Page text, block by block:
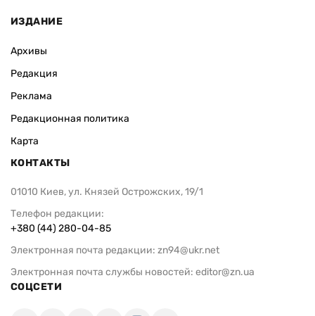
ИЗДАНИЕ
Архивы
Редакция
Реклама
Редакционная политика
Карта
КОНТАКТЫ
01010 Киев, ул. Князей Острожских, 19/1
Телефон редакции:
+380 (44) 280-04-85
Электронная почта редакции: zn94@ukr.net
Электронная почта службы новостей: editor@zn.ua
СОЦСЕТИ